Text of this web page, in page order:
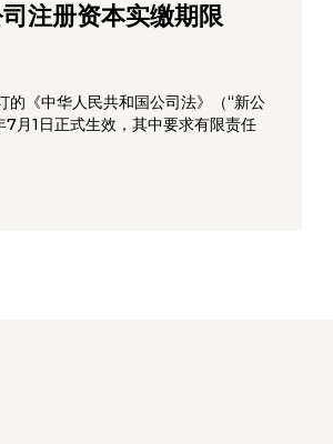
注册资本实缴期限
的《中华人民共和国公司法》（“新公
月1日正式生效，其中要求有限责任